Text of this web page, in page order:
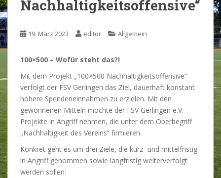
Nachhaltigkeitsoffensive“
19. März 2023 editor Allgemein
100×500 – Wofür steht das?!
Mit dem Projekt „100×500 Nachhaltigkeitsoffensive“
verfolgt der FSV Gerlingen das Ziel, dauerhaft konstant
höhere Spendeneinnahmen zu erzielen. Mit den
gewonnenen Mitteln möchte der FSV Gerlingen e.V.
Projekte in Angriff nehmen, die unter dem Oberbegriff
„Nachhaltigkeit des Vereins“ firmieren.
Konkret geht es um drei Ziele, die kurz- und mittelfristig
in Angriff genommen sowie langfristig weiterverfolgt
werden sollen: